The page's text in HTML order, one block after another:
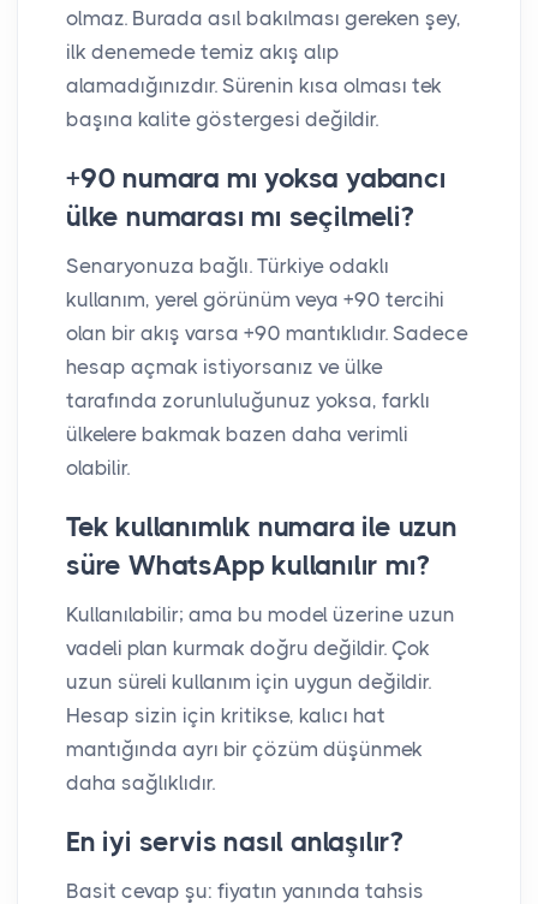
olmaz. Burada asıl bakılması gereken şey,
ilk denemede temiz akış alıp
alamadığınızdır. Sürenin kısa olması tek
başına kalite göstergesi değildir.
+90 numara mı yoksa yabancı
ülke numarası mı seçilmeli?
Senaryonuza bağlı. Türkiye odaklı
kullanım, yerel görünüm veya +90 tercihi
olan bir akış varsa +90 mantıklıdır. Sadece
hesap açmak istiyorsanız ve ülke
tarafında zorunluluğunuz yoksa, farklı
ülkelere bakmak bazen daha verimli
olabilir.
Tek kullanımlık numara ile uzun
süre WhatsApp kullanılır mı?
Kullanılabilir; ama bu model üzerine uzun
vadeli plan kurmak doğru değildir. Çok
uzun süreli kullanım için uygun değildir.
Hesap sizin için kritikse, kalıcı hat
mantığında ayrı bir çözüm düşünmek
daha sağlıklıdır.
En iyi servis nasıl anlaşılır?
Basit cevap şu: fiyatın yanında tahsis